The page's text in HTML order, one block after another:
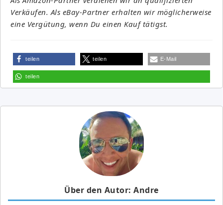
Verkäufen. Als eBay-Partner erhalten wir möglicherweise
eine Vergütung, wenn Du einen Kauf tätigst.
teilen teilen E-Mail
teilen
Über den Autor: Andre